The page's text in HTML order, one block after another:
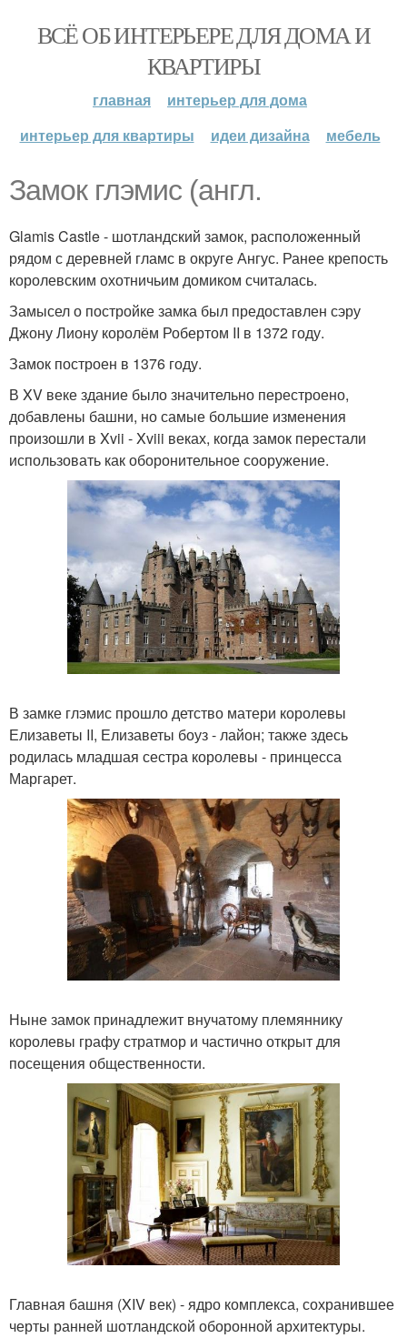
ВСЁ ОБ ИНТЕРЬЕРЕ ДЛЯ ДОМА И
КВАРТИРЫ
главная
интерьер для дома
интерьер для квартиры
идеи дизайна мебель
Замок глэмис (англ.
Glamis Castle - шотландский замок, расположенный
рядом с деревней гламс в округе Ангус. Ранее крепость
королевским охотничьим домиком считалась.
Замысел о постройке замка был предоставлен сэру
Джону Лиону королём Робертом II в 1372 году.
Замок построен в 1376 году.
В XV веке здание было значительно перестроено,
добавлены башни, но самые большие изменения
произошли в Xvii - Xviii веках, когда замок перестали
использовать как оборонительное сооружение.
В замке глэмис прошло детство матери королевы
Елизаветы II, Елизаветы боуз - лайон; также здесь
родилась младшая сестра королевы - принцесса
Маргарет.
Ныне замок принадлежит внучатому племяннику
королевы графу стратмор и частично открыт для
посещения общественности.
Главная башня (XIV век) - ядро комплекса, сохранившее
черты ранней шотландской оборонной архитектуры.